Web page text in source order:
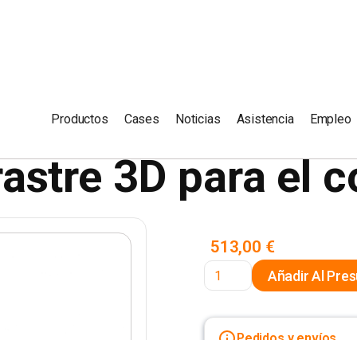
Productos Cases Noticias Asistencia Empleo
3D para el
513,00 €